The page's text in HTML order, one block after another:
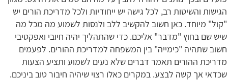
הגישות והשיטות רב, לכל גישה יש ייחודיות ולכל מדריכת הורים יש
"קול" מיוחד. כאן חשוב להקשיב ללב ולנסות לשמוע מה מכל מה
שיש שם בחוץ "מדבר" אליכם. כדי שהתהליך יהיה חיובי ואפקטיבי
חשוב שתהיה "כימייה" בין המשפחה למדריכת ההורים. לפעמים
מדריכת ההורים תאמר דברים שלא נעים לשמוע ותציע הצעות
שכדאי אך קשה לבצע. במקרים כאלו רצוי שיהיה חיבור טוב ביניכם.